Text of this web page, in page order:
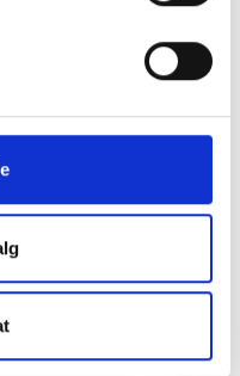
högpresterande relä
till 200 A. Kan användas
för